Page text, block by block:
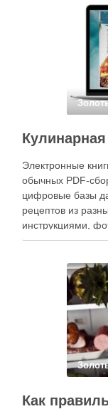
кухне. Главное
Электронные
обычных PDF-
цифровые базы
рецептов из
инструкциями,
приготовлению.
контент,
функции. Ниже …